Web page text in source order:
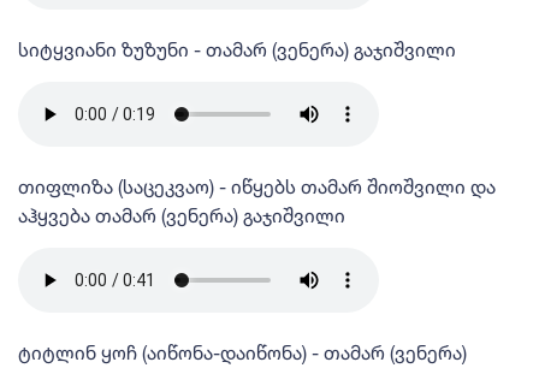
სიტყვიანი ზუზუნი - თამარ (ვენერა) გაჯიშვილი
თიფლიზა (საცეკვაო) - იწყებს თამარ შიოშვილი და
აჰყვება თამარ (ვენერა) გაჯიშვილი
ტიტლინ ყოჩ (აიწონა-დაიწონა) - თამარ (ვენერა)